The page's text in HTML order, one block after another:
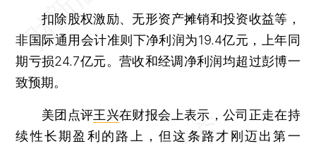
扣除股权激励、无形资产摊销和投资收益等，
非国际通用会计准则下净利润为19.4亿元，上年同
期亏损24.7亿元。营收和经调净利润均超过彭博一
致预期。
美团点评王兴在财报会上表示，公司正走在持
续性长期盈利的路上，但这条路才刚迈出第一